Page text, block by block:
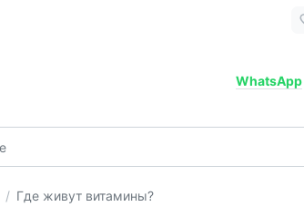
WhatsApp
Где живут витамины?